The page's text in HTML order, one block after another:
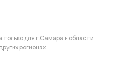
для г.Самара и области,
регионах